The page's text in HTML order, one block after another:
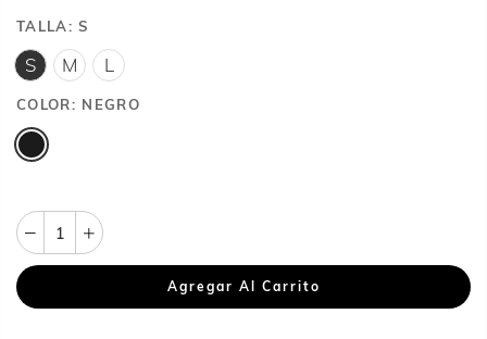
TALLA:S
S M L
COLOR: NEGRO
Agregar Al Carrito